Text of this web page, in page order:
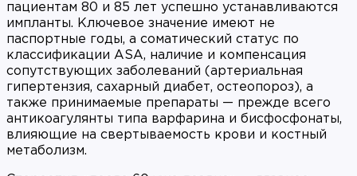
пациентам 80 и 85 лет успешно устанавливаются
импланты. Ключевое значение имеют не
паспортные годы, а соматический статус по
классификации ASA, наличие и компенсация
сопутствующих заболеваний (артериальная
гипертензия, сахарный диабет, остеопороз), а
также принимаемые препараты — прежде всего
антикоагулянты типа варфарина и бисфосфонаты,
влияющие на свертываемость крови и костный
метаболизм.